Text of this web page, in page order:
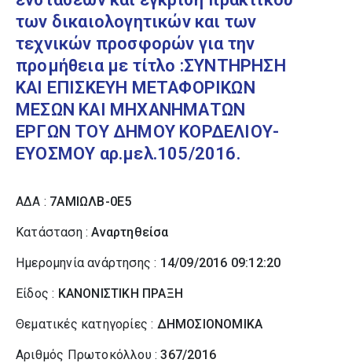
των δικαιολογητικών και των
τεχνικών προσφορών για την
προμήθεια με τίτλο :ΣΥΝΤΗΡΗΣΗ
ΚΑΙ ΕΠΙΣΚΕΥΗ ΜΕΤΑΦΟΡΙΚΩΝ
ΜΕΣΩΝ ΚΑΙ ΜΗΧΑΝΗΜΑΤΩΝ
ΕΡΓΩΝ ΤΟΥ ΔΗΜΟΥ ΚΟΡΔΕΛΙΟΥ-
ΕΥΟΣΜΟΥ αρ.μελ.105/2016.
ΑΔΑ : 7ΑΜΙΩΛΒ-0Ε5
Κατάσταση :Αναρτηθείσα
Ημερομηνία ανάρτησης : 14/09/2016 09:12:20
Είδος : ΚΑΝΟΝΙΣΤΙΚΗ ΠΡΑΞΗ
Θεματικές κατηγορίες : ΔΗΜΟΣΙΟΝΟΜΙΚΑ
Αριθμός Πρωτοκόλλου :367/2016